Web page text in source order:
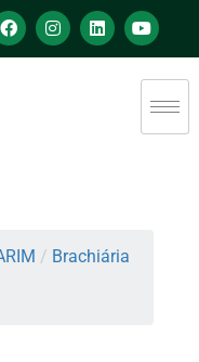
/ Brachiária